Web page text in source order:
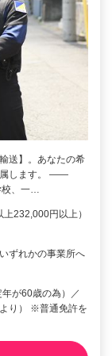
送】。あなたの希
属します。 ――
校、一…
232,000円以上）
ずれかの事業所へ
が60歳の為）／
り） ※普通免許を